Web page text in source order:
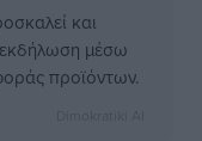
και
εκδήλωση μέσω
προϊόντων.